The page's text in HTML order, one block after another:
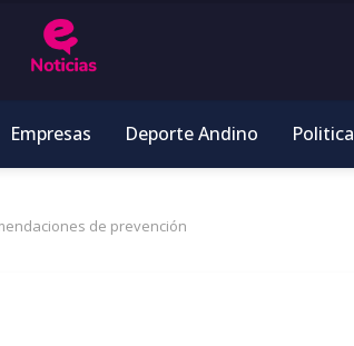
Empresas Deporte Andino Politica
de prevención